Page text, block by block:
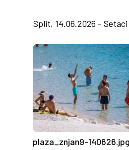
Split, 14.06.2026 -
plaza_znjan9-140626.jpg